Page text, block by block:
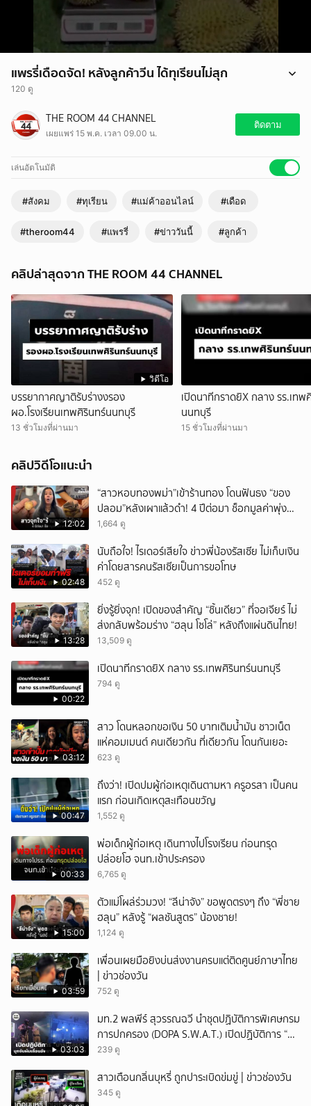
แพรรี่เดือดจัด! หลังลูกค้าวีน ได้ทุเรียนไม่สุก
120 ดู
แพรรี่เดือดจัด! หลังลูกค้าวีน ได้ทุเรียนไม่สุก
#แพรรี่ #เดือด #ลูกค้า #แม่ค้าออนไลน์ #ทุเรียน #ข่าววันนี้ #theroom44
THE ROOM 44 CHANNEL
เผยแพร่ 15 พ.ค. เวลา 09.00 น.
ติดตาม
เล่นอัตโนมัติ
#สังคม #ทุเรียน #แม่ค้าออนไลน์ #เดือด
#theroom44 #แพรรี่ #ข่าววันนี้ #ลูกค้า
คลิปล่าสุดจาก THE ROOM 44 CHANNEL
วิดีโอ
บรรยากาศญาติรับร่างงรอง
ผอ.โรงเรียนเทพศิรินทร์นนทบุรี
13 ชั่วโมงที่ผ่านมา
เปิดนาทีกราดยิX กลาง รร.เทพ
นนทบุรี
15 ชั่วโมงที่ผ่านมา
คลิปวิดีโอแนะนำ
12:02
“สาวหอบทองพม่า”เข้าร้านทอง โดนฟันธง “ของ
ปลอม”หลังเผาแล้วดำ! 4 ปีต่อมา ช็อกมูลค่าพุ่ง
มหาศาล!
1,664 ดู
02:48
นับถือใจ! ไรเดอร์เสียใจ ข่าวพี่น้องรัสเซีย ไม่เก็บเงิน
ค่าโดยสารคนรัสเซียเป็นการขอโทษ
452 ดู
13:28
ยิ่งรู้ยิ่งจุก! เปิดของสำคัญ “ชิ้นเดียว” ที่จอเจียร์ ไม่
ส่งกลับพร้อมร่าง “ฮลุน โซโล่” หลังถึงแผ่นดินไทย!
13,509 ดู
00:22
เปิดนาทีกราดยิX กลาง รร.เทพศิรินทร์นนทบุรี
794 ดู
03:12
สาว โดนหลอกขอเงิน 50 บาทเติมน้ำมัน ชาวเน็ต
แห่คอมเมนต์ คนเดียวกัน ที่เดียวกัน โดนกันเยอะ
623 ดู
00:47
ถึงว่า! เปิดปมผู้ก่อเหตุเดินตามหา ครูอรสา เป็นคน
แรก ก่อนเกิดเหตุสะเทือนขวัญ
1,552 ดู
00:33
พ่อเด็กผู้ก่อเหตุ เดินทางไปโรงเรียน ก่อนทรุด
ปล่อยโฮ จนท.เข้าประครอง
6,765 ดู
15:00
ตัวแม่โผล่ร่วมวง! “ลีน่าจัง” ขอพูดตรงๆ ถึง “พี่ชาย
ฮลุน” หลังรู้ “ผลชันสูตร” น้องชาย!
1,124 ดู
03:59
เพื่อนเผยมือยิงบ่นส่งงานครบแต่ติดศูนย์ภาษาไทย
| ข่าวช่องวัน
752 ดู
03:03
มท.2 พลพีร์ สุวรรณฉวี นำชุดปฏิบัติการพิเศษกรม
การปกครอง (DOPA S.W.A.T.) เปิดปฏิบัติการ “บา
รมีโสธร” บุกจับผับเถื่อนอัพยา กลางเมืองแปดริ้ว
239 ดู
สาวเตือนกลิ่นบุหรี่ ถูกปาระเบิดข่มขู่ | ข่าวช่องวัน
345 ดู